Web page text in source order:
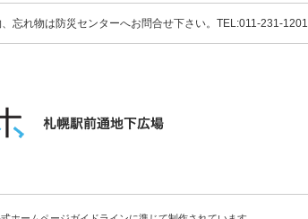
忘れ物は防災センターへお問合せ下さい。TEL:011-231-1201